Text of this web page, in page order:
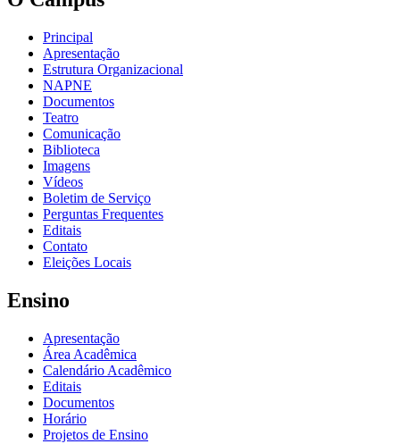
Principal
Apresentação
Estrutura Organizacional
NAPNE
Documentos
Teatro
Comunicação
Biblioteca
Imagens
Vídeos
Boletim de Serviço
Perguntas Frequentes
Editais
Contato
Eleições Locais
Ensino
Apresentação
Área Acadêmica
Calendário Acadêmico
Editais
Documentos
Horário
Projetos de Ensino